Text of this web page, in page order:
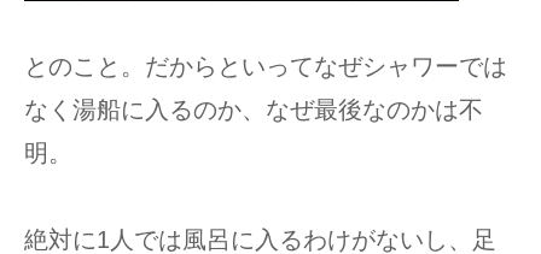
とのこと。だからといってなぜシャワーでは
なく湯船に入るのか、なぜ最後なのかは不
明。
絶対に1人では風呂に入るわけがないし、足